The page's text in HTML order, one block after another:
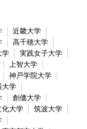
近畿大学
高千穂大学
学
実践女子大学
上智大学
神戸学院大学
大学
創価大学
化大学
筑波大学